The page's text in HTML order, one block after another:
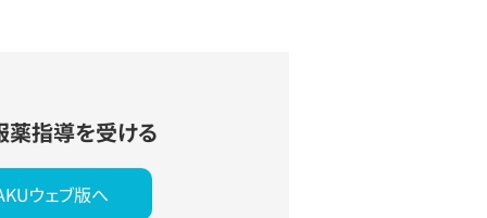
薬指導を受ける
ウェブ版へ